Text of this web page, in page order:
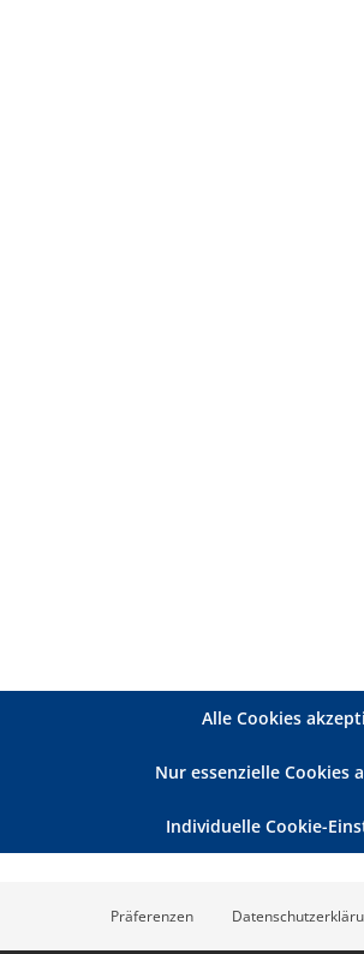
Ausbildung der Pflegeschüler
zu erstellen. Es gilt die
der jeweiligen Einsatzorte
zu präzisieren.
oder trägerspezifisch
Gegebenheiten im
Lernerfahrungen und -
wie deren
Ausbildung ist ein
Grundlage des
die jedem Auszubildenden
an die Besonderheiten
die individuellen
Alle Cookies
Nur essenzielle Cookies
Individuelle Cookie-
Präferenzen